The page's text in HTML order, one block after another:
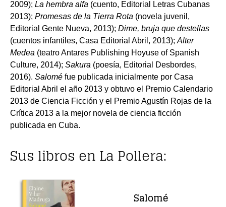
2009); La hembra alfa (cuento, Editorial Letras Cubanas
2013); Promesas de la Tierra Rota (novela juvenil,
Editorial Gente Nueva, 2013); Dime, bruja que destellas
(cuentos infantiles, Casa Editorial Abril, 2013); Alter
Medea (teatro Antares Publishing Hoyuse of Spanish
Culture, 2014); Sakura (poesía, Editorial Desbordes,
2016). Salomé fue publicada inicialmente por Casa
Editorial Abril el año 2013 y obtuvo el Premio Calendario
2013 de Ciencia Ficción y el Premio Agustín Rojas de la
Crítica 2013 a la mejor novela de ciencia ficción
publicada en Cuba.
Sus libros en La Pollera:
Salomé